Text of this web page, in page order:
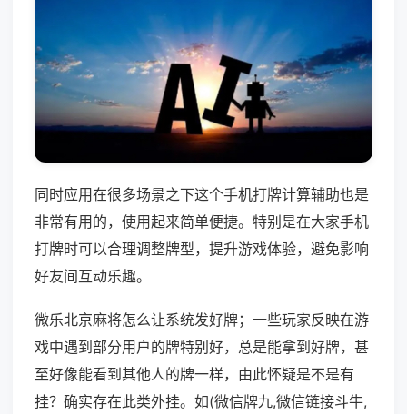
同时应用在很多场景之下这个手机打牌计算辅助也是
非常有用的，使用起来简单便捷。特别是在大家手机
打牌时可以合理调整牌型，提升游戏体验，避免影响
好友间互动乐趣。
微乐北京麻将怎么让系统发好牌；一些玩家反映在游
戏中遇到部分用户的牌特别好，总是能拿到好牌，甚
至好像能看到其他人的牌一样，由此怀疑是不是有
挂？确实存在此类外挂。如(微信牌九,微信链接斗牛,